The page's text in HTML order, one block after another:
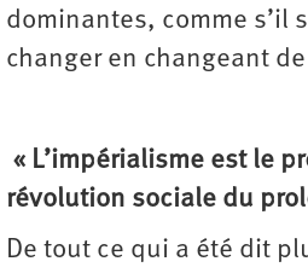
dominantes, comme s’il
changer en changeant
« L’impérialisme est le
révolution sociale du
De tout ce qui a été dit